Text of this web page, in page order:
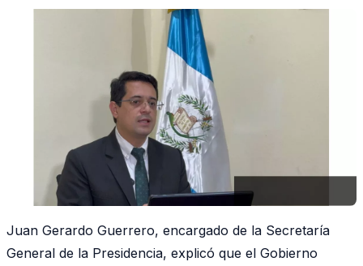
Juan Gerardo Guerrero, encargado de la Secretaría
General de la Presidencia, explicó que el Gobierno